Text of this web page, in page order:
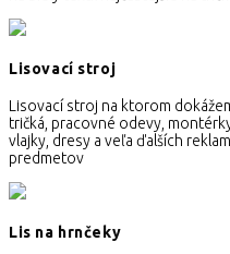
Lisovací stroj
Lisovací stroj na ktorom
tričká, pracovné odevy,
vlajky, dresy a veľa ďalších
predmetov
Lis na hrnčeky